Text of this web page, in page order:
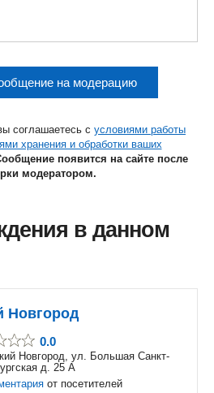
на модерацию
соглашаетесь с условиями работы
хранения и обработки ваших
появится на сайте после
модератором.
в данном
Новгород
0.0
Новгород, ул. Большая Санкт-
д. 25 А
от посетителей